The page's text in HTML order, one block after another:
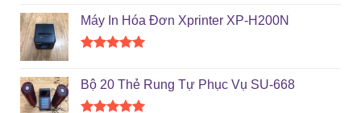
5 sao
Máy In Hóa Đơn Xprinter XP-H200N
5 sao
Bộ 20 Thẻ Rung Tự Phục Vụ SU-668